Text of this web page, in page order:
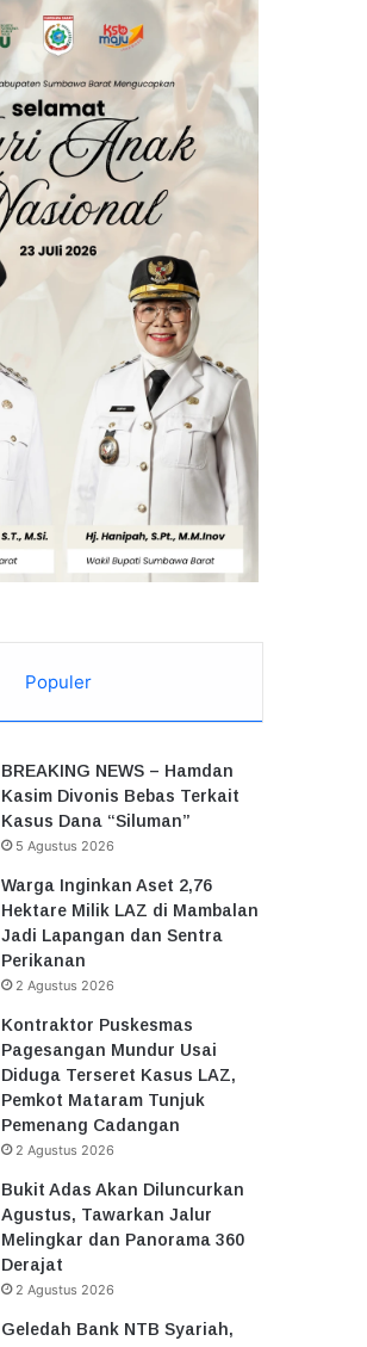
Populer
BREAKING NEWS – Hamdan
Kasim Divonis Bebas Terkait
Kasus Dana “Siluman”
5 Agustus 2026
Warga Inginkan Aset 2,76
Hektare Milik LAZ di Mambalan
Jadi Lapangan dan Sentra
Perikanan
2 Agustus 2026
Kontraktor Puskesmas
Pagesangan Mundur Usai
Diduga Terseret Kasus LAZ,
Pemkot Mataram Tunjuk
Pemenang Cadangan
2 Agustus 2026
Bukit Adas Akan Diluncurkan
Agustus, Tawarkan Jalur
Melingkar dan Panorama 360
Derajat
2 Agustus 2026
Geledah Bank NTB Syariah,